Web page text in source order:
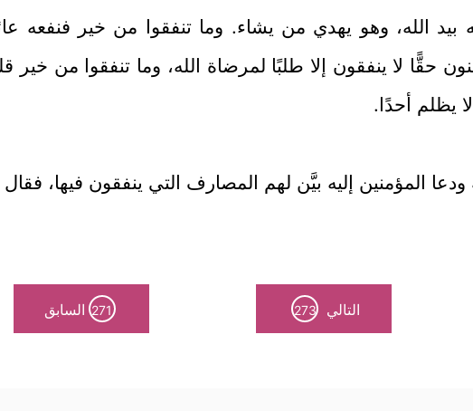
بيد الله، وهو يهدي من يشاء. وما تنفقوا من خير فنفعه
حقًّا لا ينفقون إلا طلبًا لمرضاة الله، وما تنفقوا من خير
يظلم أحدًا.
المؤمنين إليه بيَّن لهم المصارف التي ينفقون فيها، فقال
التالي 273
271 السابق